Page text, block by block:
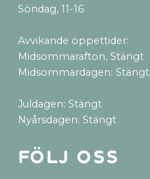
Söndag, 11-16
Avvikande öppettider:
Midsommarafton, Stängt
Midsommardagen: Stängt
Juldagen: Stängt
Nyårsdagen: Stängt
Följ oss